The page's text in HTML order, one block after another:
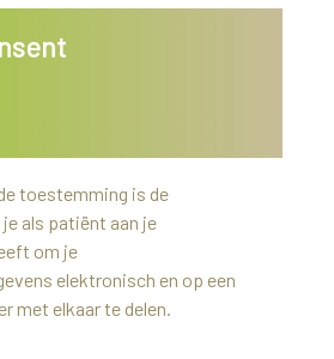
toestemming is de
als patiënt aan je
om je
elektronisch en op een
met elkaar te delen.